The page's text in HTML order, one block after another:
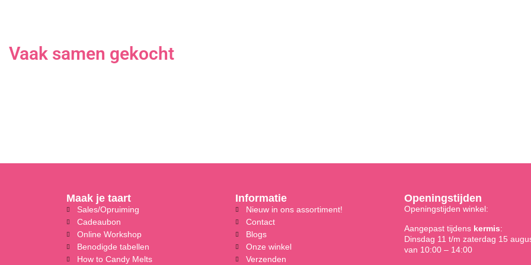
Vaak samen gekocht
Maak je taart
Sales/Opruiming
Cadeaubon
Online Workshop
Benodigde tabellen
How to Candy Melts
Informatie
Nieuw in ons assortiment!
Contact
Blogs
Onze winkel
Verzenden
Openingstijden
Openingstijden winkel:
Aangepast tijdens kermis:
Dinsdag 11 t/m zaterdag 15
van 10:00 – 14:00